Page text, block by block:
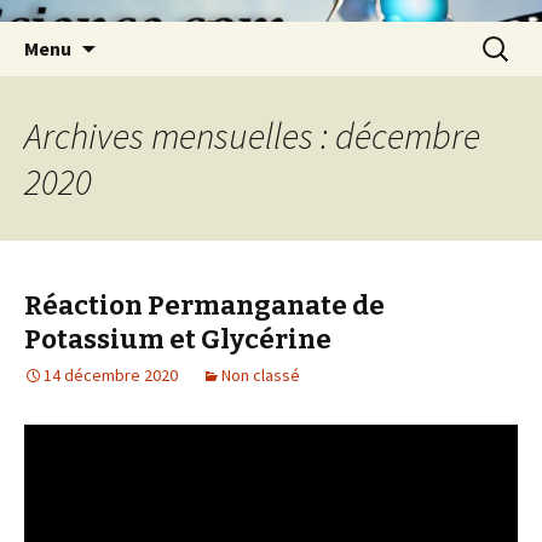
Menu
Archives mensuelles : décembre
2020
Réaction Permanganate de
Potassium et Glycérine
14 décembre 2020 Non classé